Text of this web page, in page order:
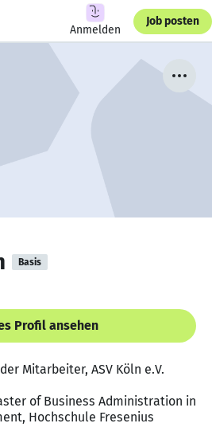
Anmelden
Job posten
Basis
Profil ansehen
Mitarbeiter, ASV Köln e.V.
of Business Administration in
Hochschule Fresenius